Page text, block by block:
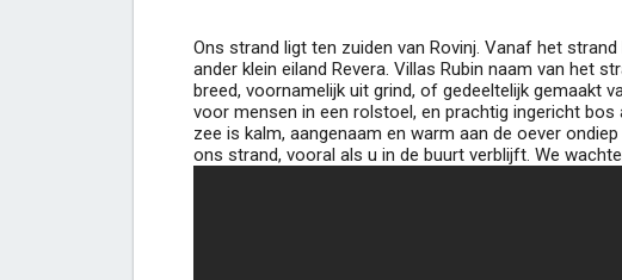
Ons strand ligt ten zuiden van Rovinj. Vanaf het
ander klein eiland Revera. Villas Rubin naam van het
breed, voornamelijk uit grind, of gedeeltelijk gemaakt
voor mensen in een rolstoel, en prachtig ingericht
zee is kalm, aangenaam en warm aan de oever
ons strand, vooral als u in de buurt verblijft. We